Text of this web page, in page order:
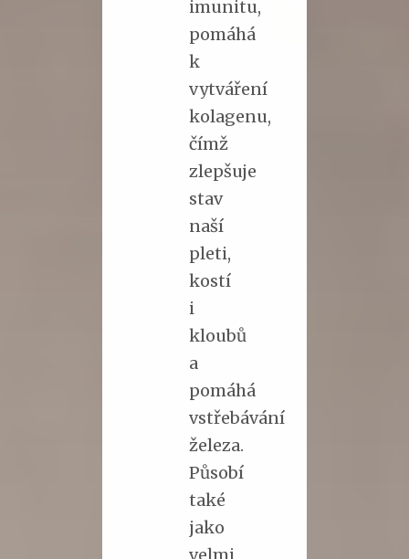
imunitu,
pomáhá
k
vytváření
kolagenu,
čímž
zlepšuje
stav
naší
pleti,
kostí
i
kloubů
a
pomáhá
vstřebávání
železa.
Působí
také
jako
velmi